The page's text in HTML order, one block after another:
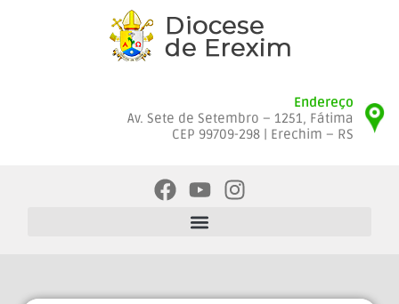
Endereço
Av. Sete de Setembro – 1251, Fátima
CEP 99709-298 | Erechim – RS